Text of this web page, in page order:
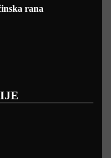
rana